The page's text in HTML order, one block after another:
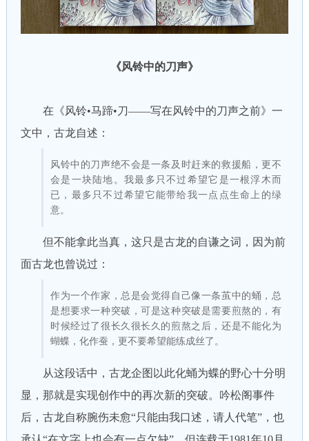
《风铃中的刀声》
在《风铃•马蹄•刀——写在风铃中的刀声之前》一
文中，古龙自述：
风铃中的刀声绝不会是一条及时赶来的救援船，更不
会是一块陆地。我最多只不过希望它是一根浮木而
已，最多只不过希望它能带给我一点点生命上的绿
意。
但不能拿此当真，这只是古龙的自谦之词，因为前
面古龙也曾说过：
作为一个作家，总是会觉得自己像一条茧中的蛹，总
是想要求一种突破，可是这种突破是需要煎熬的，有
时候经过了很长久很长久的煎熬之后，还是不能化为
蝴蝶，化作蚕，更不要希望能练成丝了。
从这段话中，古龙企图以此化蛹为蝶的野心十分明
显，那就是实现创作中的再次新的突破。吟松阁事件
后，古龙自称腕伤未愈“只能由我口述，请人代笔”，也